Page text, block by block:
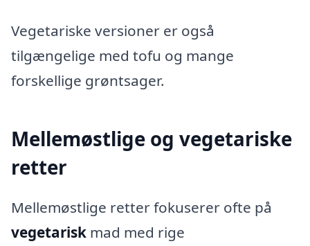
Vegetariske versioner er også
tilgængelige med tofu og mange
forskellige grøntsager.
Mellemøstlige og vegetariske
retter
Mellemøstlige retter fokuserer ofte på
vegetarisk mad med rige